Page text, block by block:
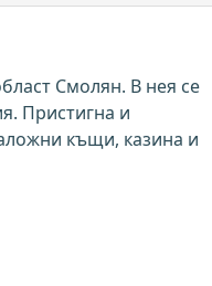
Смолян. В нея се
Пристигна и
къщи, казина и